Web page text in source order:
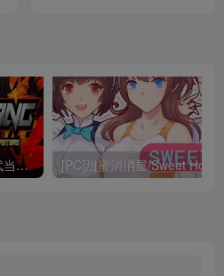
[PC]少林与武当2/少林vs武当2/Shaolin vs Wutang 2 [PC]甜蜜消消屋/Sweet